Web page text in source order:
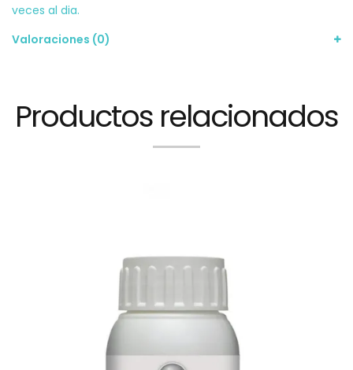
veces al dia.
Valoraciones (0)
Productos relacionados